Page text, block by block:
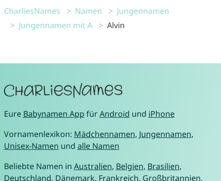
CharliesNames Namen
Jungennamen
Jungennamen mit A
Alvin
Eure Babynamen App fürAndroid und iPhone
Vornamenlexikon: Mädchennamen, Jungennamen,
Unisex-Namen und alle Namen
Beliebte Namen in Australien, Belgien, Brasilien,
Deutschland, Dänemark, Frankreich, Großbritannien,